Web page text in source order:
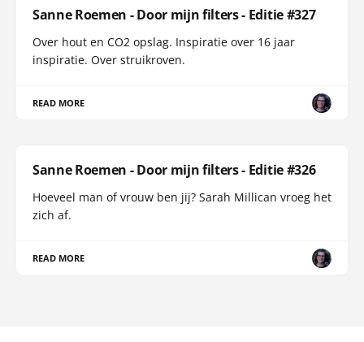
Sanne Roemen - Door mijn filters - Editie #327
Over hout en CO2 opslag. Inspiratie over 16 jaar
inspiratie. Over struikroven.
READ MORE
Sanne Roemen - Door mijn filters - Editie #326
Hoeveel man of vrouw ben jij? Sarah Millican vroeg het
zich af.
READ MORE